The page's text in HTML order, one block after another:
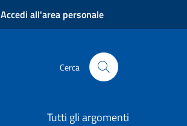
Accedi all'area personale
Cerca
Tutti gli argomenti